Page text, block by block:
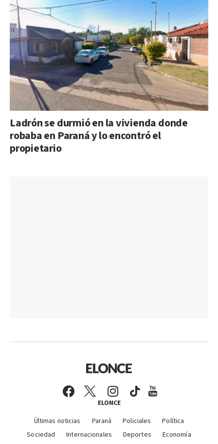
Ladrón se durmió en la vivienda donde
robaba en Paraná y lo encontró el
propietario
ELONCE
Últimas noticias Paraná Policiales
Política
Sociedad
Internacionales Deportes
Economía